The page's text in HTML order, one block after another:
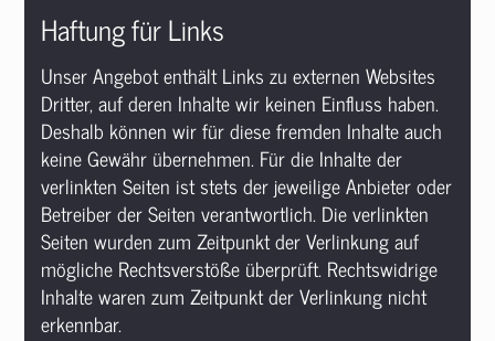
Haftung für Links
Unser Angebot enthält Links zu externen Websites
Dritter, auf deren Inhalte wir keinen Einfluss haben.
Deshalb können wir für diese fremden Inhalte auch
keine Gewähr übernehmen. Für die Inhalte der
verlinkten Seiten ist stets der jeweilige Anbieter oder
Betreiber der Seiten verantwortlich. Die verlinkten
Seiten wurden zum Zeitpunkt der Verlinkung auf
mögliche Rechtsverstöße überprüft. Rechtswidrige
Inhalte waren zum Zeitpunkt der Verlinkung nicht
erkennbar.